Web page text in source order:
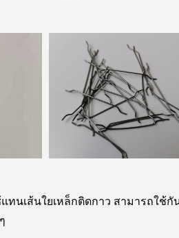
ทนเส้นใยเหล็กติดกาว สามารถใช้